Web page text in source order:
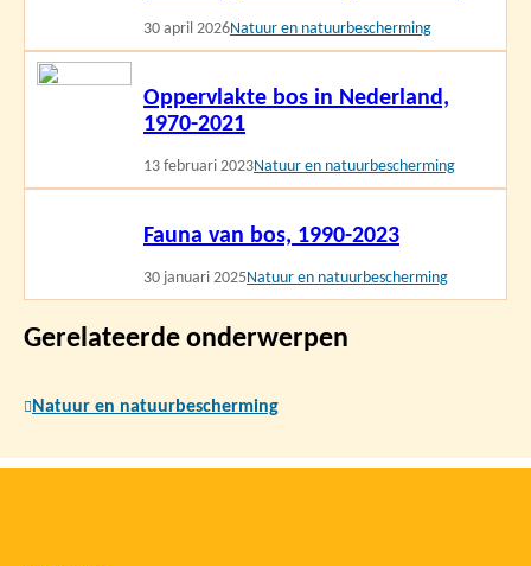
30 april 2026Natuur en natuurbescherming
Oppervlakte bos in Nederland,
1970-2021
13 februari 2023Natuur en natuurbescherming
Lees
Fauna van bos, 1990-2023
30 januari 2025Natuur en natuurbescherming
Gerelateerde onderwerpen
Natuur en natuurbescherming